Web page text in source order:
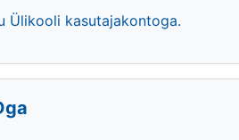
Ülikooli kasutajakontoga.